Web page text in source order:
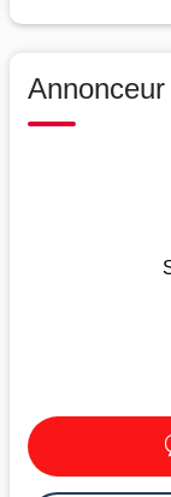
Annonceur